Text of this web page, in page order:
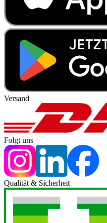
Versand
Folgt uns
Qualität & Sicherheit